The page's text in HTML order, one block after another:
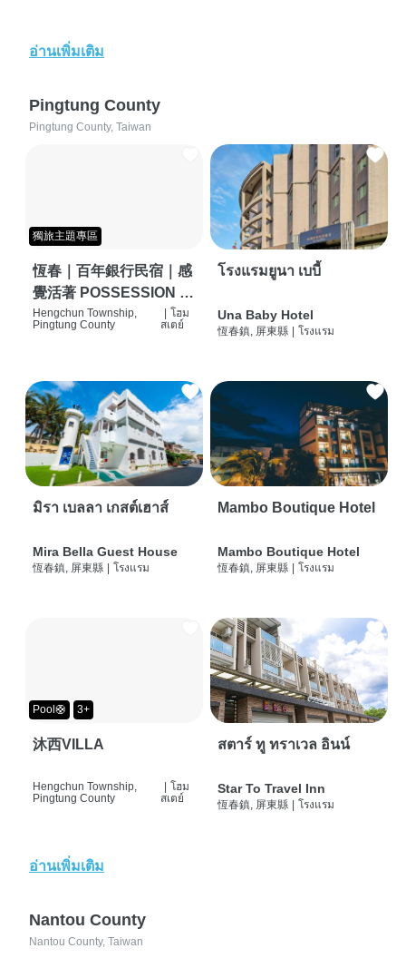
อ่านเพิ่มเติม
Pingtung County
Pingtung County, Taiwan
獨旅主題專區
恆春｜百年銀行民宿｜感
覺活著 POSSESSION |
背包客棧 | 恆春必住特色
Hengchun Township,
Pingtung County
โฮม
สเตย์
โรงแรมยูนา เบบี้
Una Baby Hotel
恆春鎮, 屏東縣 โรงแรม
มิรา เบลลา เกสต์เฮาส์
Mira Bella Guest House
恆春鎮, 屏東縣 โรงแรม
Mambo Boutique Hotel
Mambo Boutique Hotel
恆春鎮, 屏東縣 โรงแรม
Pool🛟 3+
沐西VILLA
Hengchun Township,
Pingtung County
โฮม
สเตย์
สตาร์ ทู ทราเวล อินน์
Star To Travel Inn
恆春鎮, 屏東縣 โรงแรม
อ่านเพิ่มเติม
Nantou County
Nantou County, Taiwan